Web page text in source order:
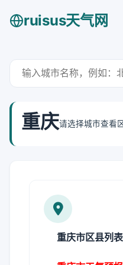
ruisus天气网
重庆请选择城市查看
重庆市区县列表